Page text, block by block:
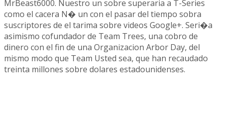
MrBeast6000. Nuestro un sobre superaria a T-Series
como el cacera N� un con el pasar del tiempo sobra
suscriptores de el tarima sobre videos Google+. Seri�a
asimismo cofundador de Team Trees, una cobro de
dinero con el fin de una Organizacion Arbor Day, del
mismo modo que Team Usted sea, que han recaudado
treinta millones sobre dolares estadounidenses.